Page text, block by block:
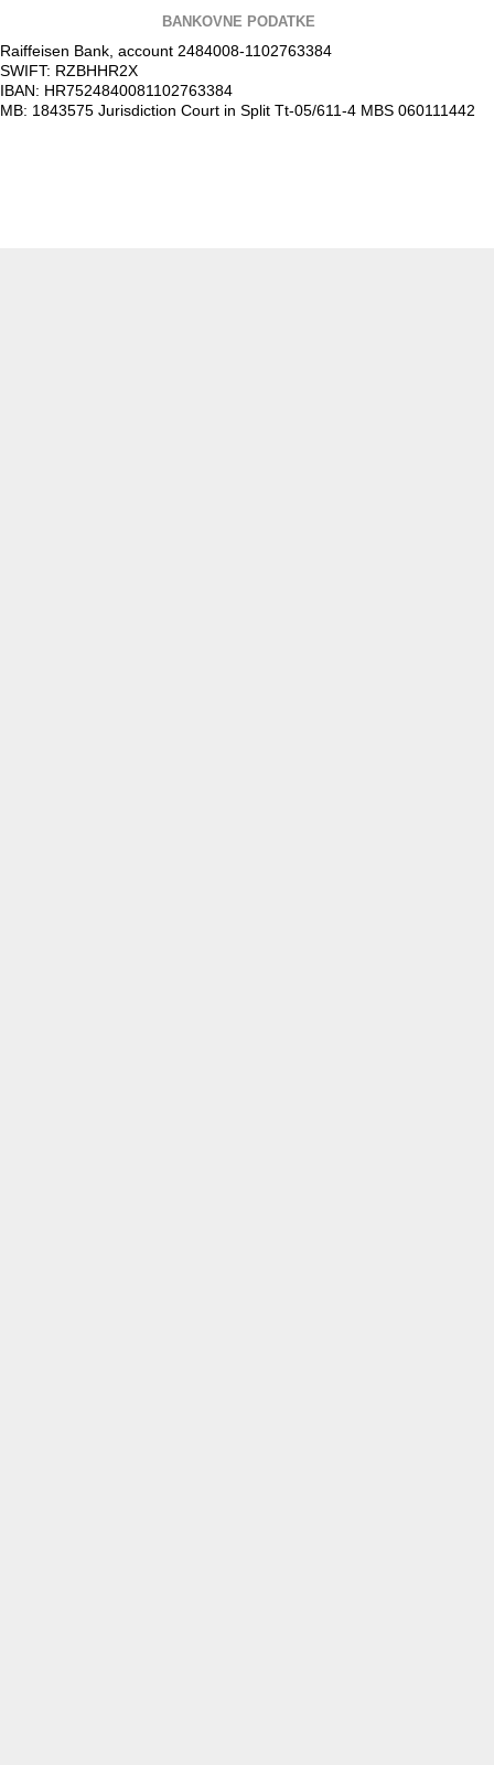
BANKOVNE PODATKE
Raiffeisen Bank, account 2484008-1102763384
SWIFT: RZBHHR2X
IBAN: HR7524840081102763384
MB: 1843575 Jurisdiction Court in Split Tt-05/611-4 MBS 060111442